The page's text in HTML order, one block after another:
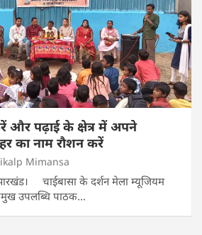
और पढ़ाई के क्षेत्र में अपने
का नाम रौशन करें
Mimansa
झारखंड। चाईबासा के दर्शन मेला म्यूजियम
उपलब्धि पाठक…